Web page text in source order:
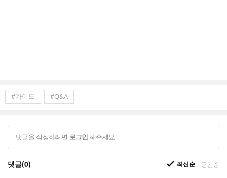
#가이드 #Q&A
댓글을 작성하려면 로그인 해주세요
댓글(0) 최신순 공감순